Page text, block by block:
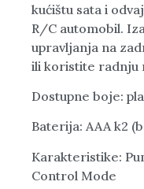
kućištu sata i
R/C automobil.
upravljanja na
ili koristite radnju
Dostupne boje:
Baterija: AAA k2
Karakteristike:
Control Mode